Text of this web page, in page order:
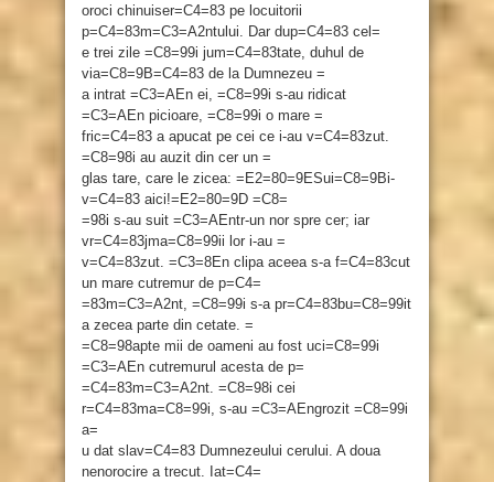
oroci chinuiser=C4=83 pe locuitorii
p=C4=83m=C3=A2ntului. Dar dup=C4=83 cel=
e trei zile =C8=99i jum=C4=83tate, duhul de
via=C8=9B=C4=83 de la Dumnezeu =
a intrat =C3=AEn ei, =C8=99i s-au ridicat
=C3=AEn picioare, =C8=99i o mare =
fric=C4=83 a apucat pe cei ce i-au v=C4=83zut.
=C8=98i au auzit din cer un =
glas tare, care le zicea: =E2=80=9ESui=C8=9Bi-
v=C4=83 aici!=E2=80=9D =C8=
=98i s-au suit =C3=AEntr-un nor spre cer; iar
vr=C4=83jma=C8=99ii lor i-au =
v=C4=83zut. =C3=8En clipa aceea s-a f=C4=83cut
un mare cutremur de p=C4=
=83m=C3=A2nt, =C8=99i s-a pr=C4=83bu=C8=99it
a zecea parte din cetate. =
=C8=98apte mii de oameni au fost uci=C8=99i
=C3=AEn cutremurul acesta de p=
=C4=83m=C3=A2nt. =C8=98i cei
r=C4=83ma=C8=99i, s-au =C3=AEngrozit =C8=99i
a=
u dat slav=C4=83 Dumnezeului cerului. A doua
nenorocire a trecut. Iat=C4=